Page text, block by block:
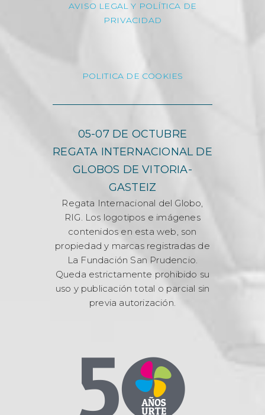
AVISO LEGAL Y POLÍTICA DE
PRIVACIDAD
POLITICA DE COOKIES
05-07 DE OCTUBRE
REGATA INTERNACIONAL DE
GLOBOS DE VITORIA-
GASTEIZ
Regata Internacional del Globo,
RIG. Los logotipos e imágenes
contenidos en esta web, son
propiedad y marcas registradas de
La Fundación San Prudencio.
Queda estrictamente prohibido su
uso y publicación total o parcial sin
previa autorización.